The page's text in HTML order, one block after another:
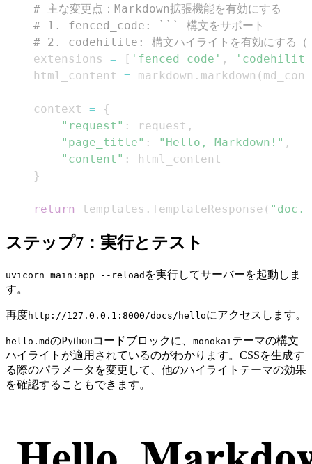
# 主な変更点：Markdown拡張機能を有効にする
# 1. fenced_code: ``` 構文をサポート
# 2. codehilite: 構文ハイライトを有効にする（
    extensions
= [ 'fenced_code' ,
    html_content
= markdown . markdown (
    context
=
{
"request" : request ,
"page_title" : "Hello, Markdown!" ,
"content" :
}
return templates . TemplateResponse (
ステップ7：実行とテスト
uvicorn main:app --reload を実行してサーバーを起動しま
す。
再度http://127.0.0.1:8000/docs/helloにアクセスします。
hello.mdのPythonコードブロックに、 monokai テーマの構文
ハイライトが適用されているのがわかります。CSSを生成す
る際のパラメータを変更して、他のハイライトテーマの効果
を確認することもできます。